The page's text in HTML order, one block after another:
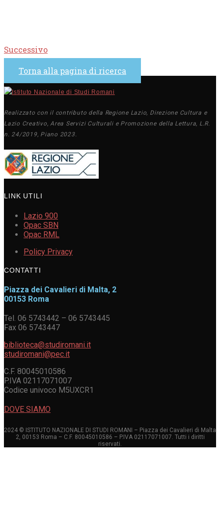
Successivo
Torna alla pagina di ricerca
Realizzato con il contributo della Regione Lazio, Direzione Cultura e
Lazio Creativo, Area Servizi Culturali e Promozione della Lettura, L.R.
n. 24/2019, Piano 2023.
LINK UTILI
Lazio 900
Opac SBN
Opac RML
Policy Privacy
CONTATTI
Piazza dei Cavalieri di Malta, 2
00153 Roma
Tel. 06 5743442 – 06 5743445
Fax 06 5743447
biblioteca@studiromani.it
studiromani@pec.it
C.F. 80045010586
P.IVA 02117071007
Codice univoco M5UXCR1
DOVE SIAMO
2024 © ISTITUTO NAZIONALE DI STUDI ROMANI – Piazza dei Cavalieri di Malta
2, 00153 Roma – C.F. 80045010586 – P.IVA 02117071007. Tutti i diritti
riservati.